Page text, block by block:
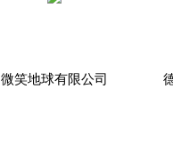
微笑地球有限公司